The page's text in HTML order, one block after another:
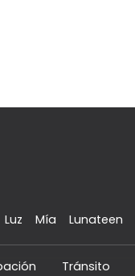
Luz Mía Lunateen
Tránsito